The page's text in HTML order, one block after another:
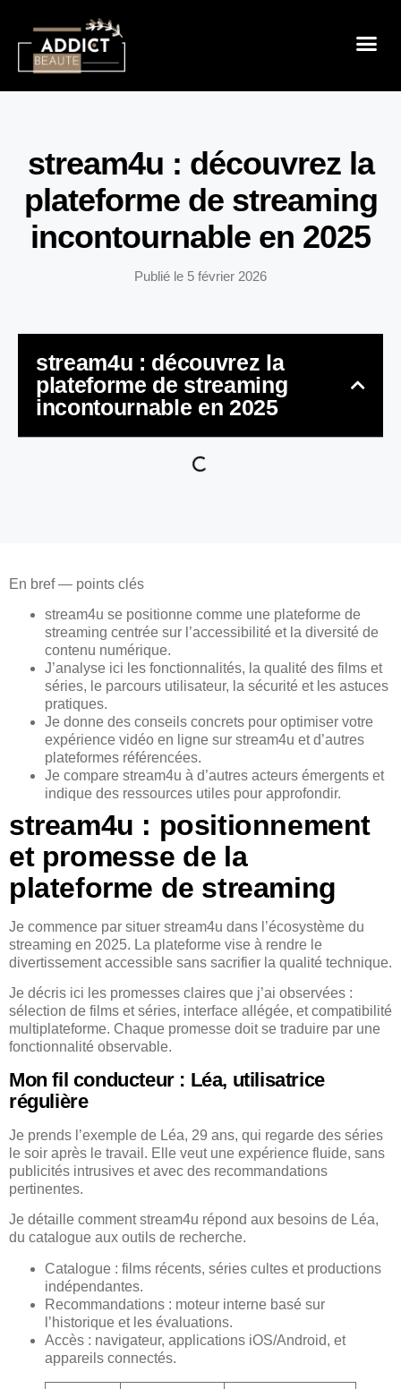
stream4u : découvrez la
plateforme de streaming
incontournable en 2025
Publié le 5 février 2026
stream4u : découvrez la
plateforme de streaming
incontournable en 2025
En bref — points clés
stream4u se positionne comme une plateforme de
streaming centrée sur l’accessibilité et la diversité de
contenu numérique.
J’analyse ici les fonctionnalités, la qualité des films et
séries, le parcours utilisateur, la sécurité et les astuces
pratiques.
Je donne des conseils concrets pour optimiser votre
expérience vidéo en ligne sur stream4u et d’autres
plateformes référencées.
Je compare stream4u à d’autres acteurs émergents et
indique des ressources utiles pour approfondir.
stream4u : positionnement
et promesse de la
plateforme de streaming
Je commence par situer stream4u dans l’écosystème du
streaming en 2025. La plateforme vise à rendre le
divertissement accessible sans sacrifier la qualité technique.
Je décris ici les promesses claires que j’ai observées :
sélection de films et séries, interface allégée, et compatibilité
multiplateforme. Chaque promesse doit se traduire par une
fonctionnalité observable.
Mon fil conducteur : Léa, utilisatrice
régulière
Je prends l’exemple de Léa, 29 ans, qui regarde des séries
le soir après le travail. Elle veut une expérience fluide, sans
publicités intrusives et avec des recommandations
pertinentes.
Je détaille comment stream4u répond aux besoins de Léa,
du catalogue aux outils de recherche.
Catalogue : films récents, séries cultes et productions
indépendantes.
Recommandations : moteur interne basé sur
l’historique et les évaluations.
Accès : navigateur, applications iOS/Android, et
appareils connectés.